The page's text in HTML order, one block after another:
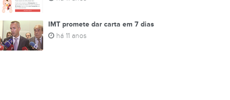
IMT promete dar carta em 7 dias
há 11 anos